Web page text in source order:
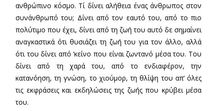
ανθρώπινο κόσμο. Τί δίνει αλήθεια ένας άνθρωπος στον
συνάνθρωπό του; Δίνει από τον εαυτό του, από το πιο
πολύτιμο που έχει, δίνει από τη ζωή του αυτό δε σημαίνει
αναγκαστικά ότι θυσιάζει τη ζωή του για τον άλλο, αλλά
ότι του δίνει από ‘κείνο που είναι ζωντανό μέσα του. Του
δίνει από τη χαρά του, από το ενδιαφέρον, την
κατανόηση, τη γνώση, το χιούμορ, τη θλίψη του απ’ όλες
τις εκφράσεις και εκδηλώσεις της ζωής που κρύβει μέσα
του.